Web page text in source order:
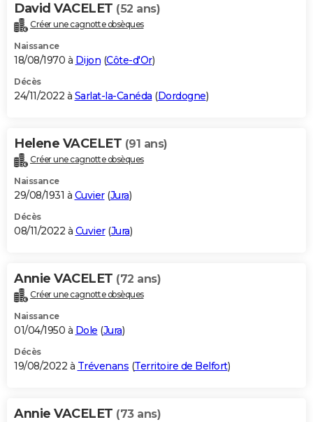
David VACELET (52 ans)
Créer une cagnotte obsèques
Naissance
18/08/1970 à Dijon (Côte-d'Or)
Décès
24/11/2022 à Sarlat-la-Canéda (Dordogne)
Helene VACELET (91 ans)
Créer une cagnotte obsèques
Naissance
29/08/1931 à Cuvier(Jura)
Décès
08/11/2022 à Cuvier(Jura)
Annie VACELET (72 ans)
Créer une cagnotte obsèques
Naissance
01/04/1950 à Dole (Jura)
Décès
19/08/2022 à Trévenans (Territoire de Belfort)
Annie VACELET (73 ans)